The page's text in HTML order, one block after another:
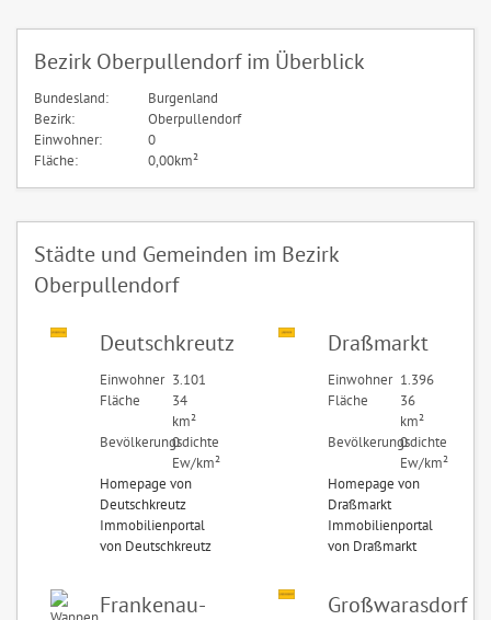
Bezirk Oberpullendorf im Überblick
Bundesland:
Burgenland
Bezirk:
Oberpullendorf
Einwohner:
0
Fläche:
0,00km²
Städte und Gemeinden im Bezirk
Oberpullendorf
Deutschkreutz
Einwohner 3.101
Fläche
34
km²
Bevölkerungsdichte
0
Ew/km²
Homepage von
Deutschkreutz
Immobilienportal
von Deutschkreutz
Draßmarkt
Einwohner 1.396
Fläche
36
km²
Bevölkerungsdichte
0
Ew/km²
Homepage von
Draßmarkt
Immobilienportal
von Draßmarkt
Frankenau-
Großwarasdorf